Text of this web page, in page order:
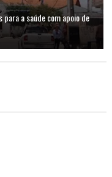
a saúde com apoio de